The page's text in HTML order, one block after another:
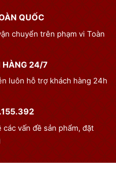
QUỐC
chuyển trên phạm vi Toàn
HÀNG 24/7
luôn hỗ trợ khách hàng 24h
các vấn đề sản phẩm, đặt